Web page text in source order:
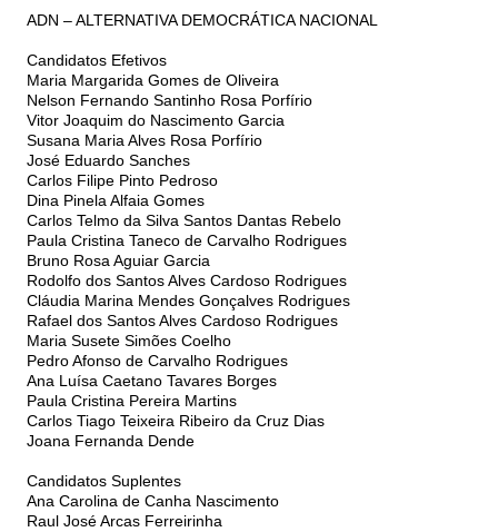
ADN – ALTERNATIVA DEMOCRÁTICA NACIONAL
Candidatos Efetivos
Maria Margarida Gomes de Oliveira
Nelson Fernando Santinho Rosa Porfírio
Vitor Joaquim do Nascimento Garcia
Susana Maria Alves Rosa Porfírio
José Eduardo Sanches
Carlos Filipe Pinto Pedroso
Dina Pinela Alfaia Gomes
Carlos Telmo da Silva Santos Dantas Rebelo
Paula Cristina Taneco de Carvalho Rodrigues
Bruno Rosa Aguiar Garcia
Rodolfo dos Santos Alves Cardoso Rodrigues
Cláudia Marina Mendes Gonçalves Rodrigues
Rafael dos Santos Alves Cardoso Rodrigues
Maria Susete Simões Coelho
Pedro Afonso de Carvalho Rodrigues
Ana Luísa Caetano Tavares Borges
Paula Cristina Pereira Martins
Carlos Tiago Teixeira Ribeiro da Cruz Dias
Joana Fernanda Dende
Candidatos Suplentes
Ana Carolina de Canha Nascimento
Raul José Arcas Ferreirinha